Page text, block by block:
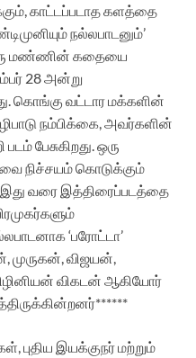
காட்டப்படாத களத்தை
நல்லபாடனும்’
ஒரு மண்ணின் கதையை
28 அன்று
கொங்கு வட்டார மக்களின்
நம்பிக்கை, அவர்களின்
பேசுகிறது. ஒரு
நிச்சயம் கொடுக்கும்
இது வரை இத்திரைப்படத்தை
‘பரோட்டா’
முருகன், விஜயன்,
விகடன் ஆகியோர்
புதிய இயக்குநர் மற்றும்